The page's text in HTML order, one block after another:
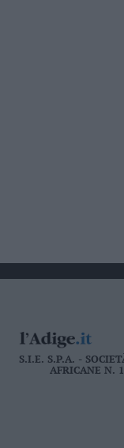
S.I.E. S.P.A. -
AFRICANE N.